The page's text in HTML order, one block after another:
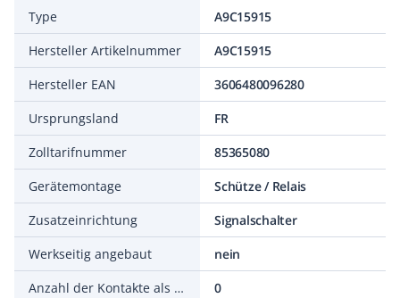
Type
A9C15915
Hersteller Artikelnummer
A9C15915
Hersteller EAN
3606480096280
Ursprungsland
FR
Zolltarifnummer
85365080
Gerätemontage
Schütze / Relais
Zusatzeinrichtung
Signalschalter
Werkseitig angebaut
nein
Anzahl der Kontakte als Schließer
0